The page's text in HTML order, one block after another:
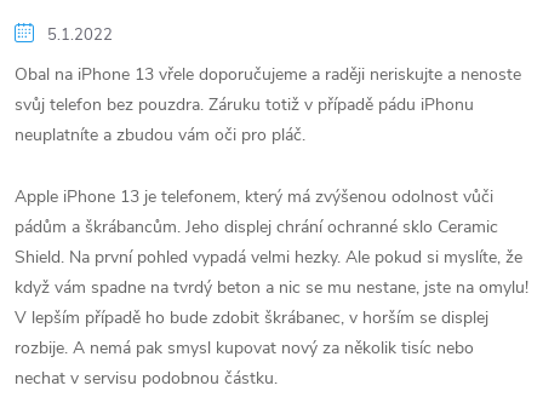
5.1.2022
Obal na iPhone 13 vřele doporučujeme a raději neriskujte a nenoste
svůj telefon bez pouzdra. Záruku totiž v případě pádu iPhonu
neuplatníte a zbudou vám oči pro pláč.
Apple iPhone 13 je telefonem, který má zvýšenou odolnost vůči
pádům a škrábancům. Jeho displej chrání ochranné sklo Ceramic
Shield. Na první pohled vypadá velmi hezky. Ale pokud si myslíte, že
když vám spadne na tvrdý beton a nic se mu nestane, jste na omylu!
V lepším případě ho bude zdobit škrábanec, v horším se displej
rozbije. A nemá pak smysl kupovat nový za několik tisíc nebo
nechat v servisu podobnou částku.